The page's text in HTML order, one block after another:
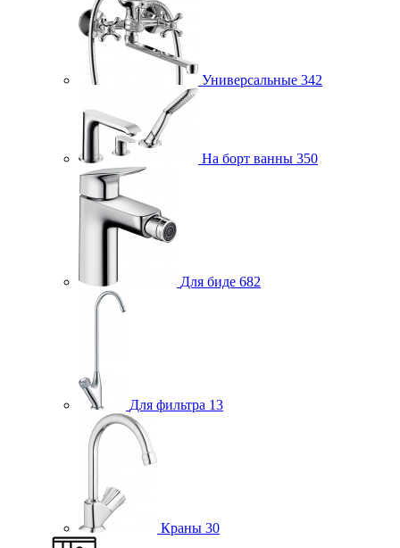
Универсальные 342
На борт ванны 350
Для биде 682
Для фильтра 13
Краны 30